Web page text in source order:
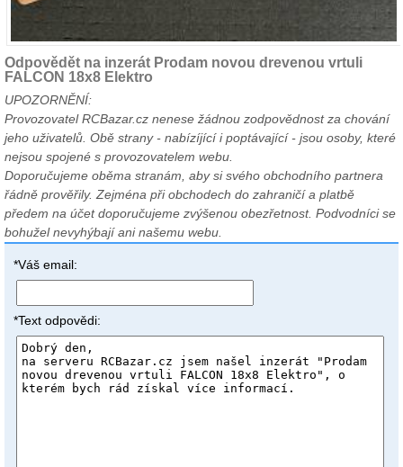
Odpovědět na inzerát Prodam novou drevenou vrtuli
FALCON 18x8 Elektro
UPOZORNĚNÍ:
Provozovatel RCBazar.cz nenese žádnou zodpovědnost za chování
jeho uživatelů. Obě strany - nabízíjící i poptávající - jsou osoby, které
nejsou spojené s provozovatelem webu.
Doporučujeme oběma stranám, aby si svého obchodního partnera
řádně prověřily. Zejména při obchodech do zahraničí a platbě
předem na účet doporučujeme zvýšenou obezřetnost. Podvodníci se
bohužel nevyhýbají ani našemu webu.
*Váš email:
*Text odpovědi: